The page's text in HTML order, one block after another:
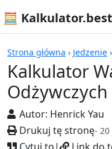
🧮 Kalkulator.best
Strona główna › Jedzenie ›
Kalkulator
Autor: Henrick Yau
Drukuj tę stronę- 20
Kalkulatory